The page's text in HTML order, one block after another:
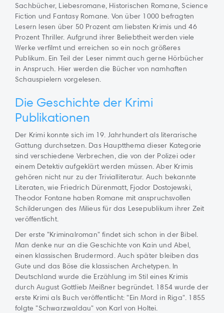
Sachbücher, Liebesromane, Historischen Romane, Science
Fiction und Fantasy Romane. Von über 1000 befragten
Lesern lesen über 50 Prozent am liebsten Krimis und 46
Prozent Thriller. Aufgrund ihrer Beliebtheit werden viele
Werke verfilmt und erreichen so ein noch größeres
Publikum. Ein Teil der Leser nimmt auch gerne Hörbücher
in Anspruch. Hier werden die Bücher von namhaften
Schauspielern vorgelesen.
Die Geschichte der Krimi
Publikationen
Der Krimi konnte sich im 19. Jahrhundert als literarische
Gattung durchsetzen. Das Hauptthema dieser Kategorie
sind verschiedene Verbrechen, die von der Polizei oder
einem Detektiv aufgeklärt werden müssen. Aber Krimis
gehören nicht nur zu der Trivialliteratur. Auch bekannte
Literaten, wie Friedrich Dürenmatt, Fjodor Dostojewski,
Theodor Fontane haben Romane mit anspruchsvollen
Schilderungen des Milieus für das Lesepublikum ihrer Zeit
veröffentlicht.
Der erste "Kriminalroman" findet sich schon in der Bibel.
Man denke nur an die Geschichte von Kain und Abel,
einen klassischen Brudermord. Auch später bleiben das
Gute und das Böse die klassischen Archetypen. In
Deutschland wurde die Erzählung im Stil eines Krimis
durch August Gottlieb Meißner begründet. 1854 wurde der
erste Krimi als Buch veröffentlicht: "Ein Mord in Riga". 1855
folgte "Schwarzwaldau" von Karl von Holtei.